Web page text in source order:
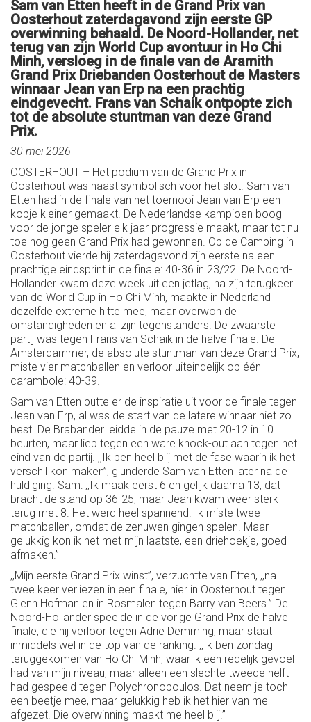
Sam van Etten heeft in de Grand Prix van
Oosterhout zaterdagavond zijn eerste GP
overwinning behaald. De Noord-Hollander, net
terug van zijn World Cup avontuur in Ho Chi
Minh, versloeg in de finale van de Aramith
Grand Prix Driebanden Oosterhout de Masters
winnaar Jean van Erp na een prachtig
eindgevecht. Frans van Schaik ontpopte zich
tot de absolute stuntman van deze Grand
Prix.
30 mei 2026
OOSTERHOUT – Het podium van de Grand Prix in
Oosterhout was haast symbolisch voor het slot. Sam van
Etten had in de finale van het toernooi Jean van Erp een
kopje kleiner gemaakt. De Nederlandse kampioen boog
voor de jonge speler elk jaar progressie maakt, maar tot nu
toe nog geen Grand Prix had gewonnen. Op de Camping in
Oosterhout vierde hij zaterdagavond zijn eerste na een
prachtige eindsprint in de finale: 40-36 in 23/22. De Noord-
Hollander kwam deze week uit een jetlag, na zijn terugkeer
van de World Cup in Ho Chi Minh, maakte in Nederland
dezelfde extreme hitte mee, maar overwon de
omstandigheden en al zijn tegenstanders. De zwaarste
partij was tegen Frans van Schaik in de halve finale. De
Amsterdammer, de absolute stuntman van deze Grand Prix,
miste vier matchballen en verloor uiteindelijk op één
carambole: 40-39.
Sam van Etten putte er de inspiratie uit voor de finale tegen
Jean van Erp, al was de start van de latere winnaar niet zo
best. De Brabander leidde in de pauze met 20-12 in 10
beurten, maar liep tegen een ware knock-out aan tegen het
eind van de partij. ,,Ik ben heel blij met de fase waarin ik het
verschil kon maken’’, glunderde Sam van Etten later na de
huldiging. Sam: ,,Ik maak eerst 6 en gelijk daarna 13, dat
bracht de stand op 36-25, maar Jean kwam weer sterk
terug met 8. Het werd heel spannend. Ik miste twee
matchballen, omdat de zenuwen gingen spelen. Maar
gelukkig kon ik het met mijn laatste, een driehoekje, goed
afmaken.’’
,,Mijn eerste Grand Prix winst’’, verzuchtte van Etten, ,,na
twee keer verliezen in een finale, hier in Oosterhout tegen
Glenn Hofman en in Rosmalen tegen Barry van Beers.’’ De
Noord-Hollander speelde in de vorige Grand Prix de halve
finale, die hij verloor tegen Adrie Demming, maar staat
inmiddels wel in de top van de ranking. ,,Ik ben zondag
teruggekomen van Ho Chi Minh, waar ik een redelijk gevoel
had van mijn niveau, maar alleen een slechte tweede helft
had gespeeld tegen Polychronopoulos. Dat neem je toch
een beetje mee, maar gelukkig heb ik het hier van me
afgezet. Die overwinning maakt me heel blij.’’